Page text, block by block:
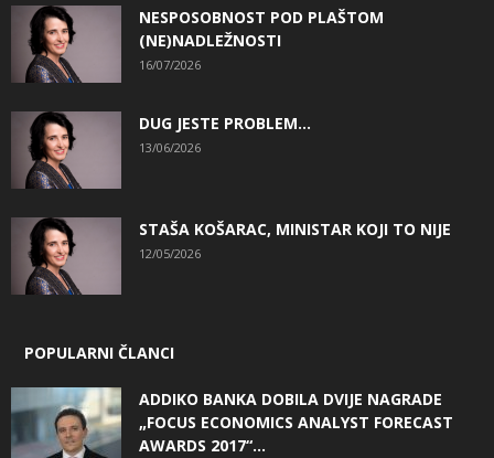
NESPOSOBNOST POD PLAŠTOM
(NE)NADLEŽNOSTI
16/07/2026
DUG JESTE PROBLEM…
13/06/2026
STAŠA KOŠARAC, MINISTAR KOJI TO NIJE
12/05/2026
POPULARNI ČLANCI
ADDIKO BANKA DOBILA DVIJE NAGRADE
„FOCUS ECONOMICS ANALYST FORECAST
AWARDS 2017“...